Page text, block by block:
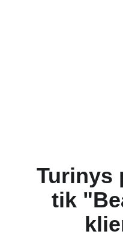
Turinys
tik